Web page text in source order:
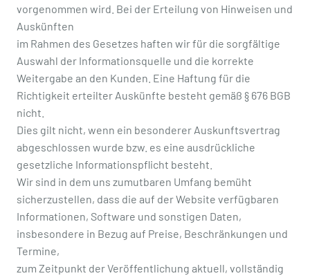
vorgenommen wird. Bei der Erteilung von Hinweisen und
Auskünften
im Rahmen des Gesetzes haften wir für die sorgfältige
Auswahl der Informationsquelle und die korrekte
Weitergabe an den Kunden. Eine Haftung für die
Richtigkeit erteilter Auskünfte besteht gemäß § 676 BGB
nicht.
Dies gilt nicht, wenn ein besonderer Auskunftsvertrag
abgeschlossen wurde bzw. es eine ausdrückliche
gesetzliche Informationspflicht besteht.
Wir sind in dem uns zumutbaren Umfang bemüht
sicherzustellen, dass die auf der Website verfügbaren
Informationen, Software und sonstigen Daten,
insbesondere in Bezug auf Preise, Beschränkungen und
Termine,
zum Zeitpunkt der Veröffentlichung aktuell, vollständig